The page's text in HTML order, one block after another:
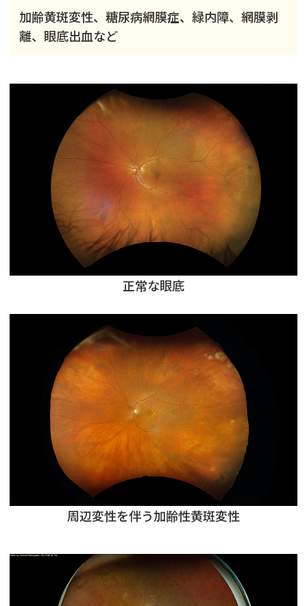
加齢黄斑変性、糖尿病網膜症、緑内障、網膜剥
離、眼底出血など
正常な眼底
周辺変性を伴う加齢性黄斑変性